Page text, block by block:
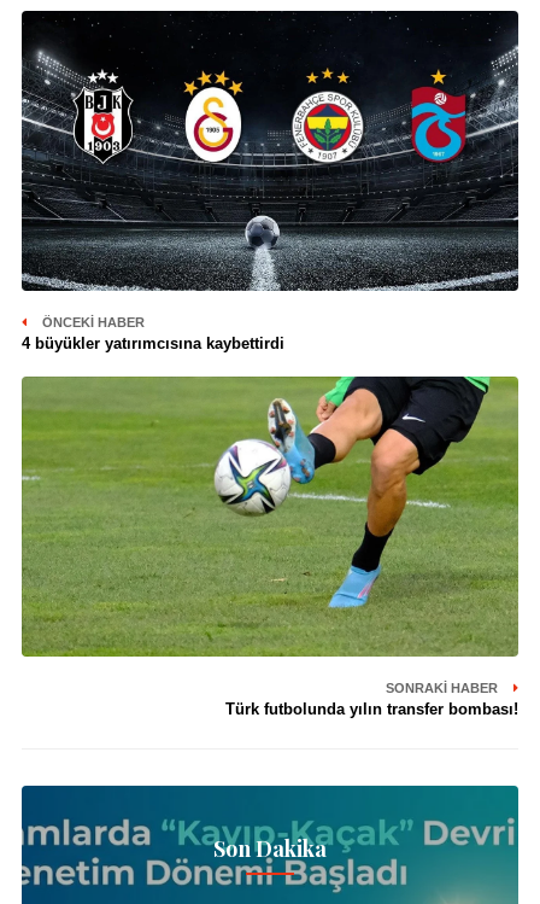
ÖNCEKI HABER
4 büyükler yatırımcısına kaybettirdi
SONRAKI HABER
Türk futbolunda yılın transfer bombası!
Son Dakika